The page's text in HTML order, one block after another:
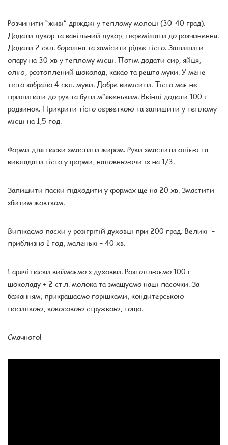
Розчинити “живі” дріжджі у теплому молоці (30-40 град).
Додати цукор та ванільний цукор, перемішати до розчинення.
Додати 2 скл. борошна та замісити рідке тісто. Залишити
опару на 30 хв у теплому місці. Потім додати сир, яйця,
олію, розтоплений шоколад, какао та решта муки. У мене
тісто забрало 4 скл. муки. Добре вимісити. Тісто має не
прилипати до рук та бути м”якеньким. Вкінці додати 100 г
родзинок. Прикрити тісто серветкою та залишити у теплому
місці на 1,5 год.
Форми для паски змастити жиром. Руки змастити олією та
викладати тісто у форми, наповнюючи їх на 1/3.
Залишити паски підходити у формах ще на 20 хв. Змастити
збитим жовтком.
Випікаємо пасхи у розігрітій духовці при 200 град. Великі –
приблизно 1 год, маленькі – 40 хв.
Гарячі паски виймаємо з духовки. Розтоплюємо 100 г
шоколаду + 2 ст.л. молока та змащуємо наші пасочки. За
бажанням, прикрашаємо горішками, кондитерською
посипкою, кокосовою стружкою, тощо.
Смачного!